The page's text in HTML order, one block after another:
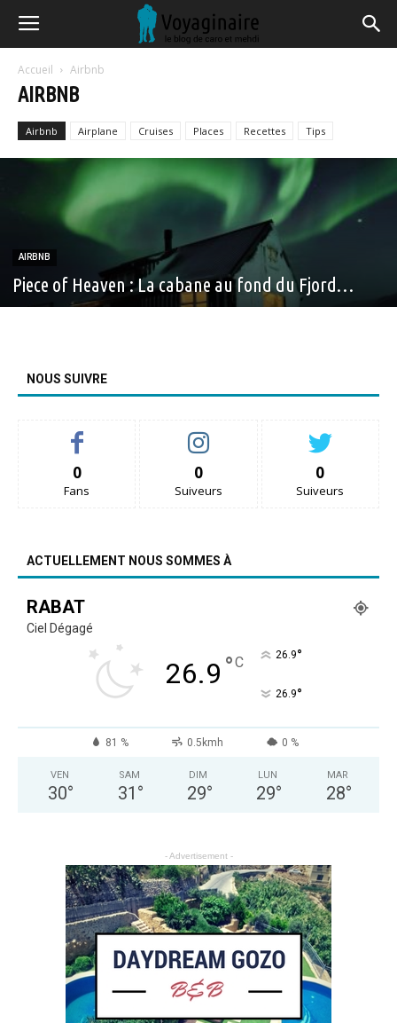
Accueil Airbnb
AIRBNB
Airbnb Airplane Cruises Places Recettes Tips
AIRBNB
Piece of Heaven : La cabane au fond du Fjord…
NOUS SUIVRE
0
Fans
0
Suiveurs
0
Suiveurs
ACTUELLEMENT NOUS SOMMES À
RABAT
Ciel Dégagé
26.9 °C 26.9°
26.9°
81 % 0.5kmh 0 %
VEN
30°
SAM
31 °
DIM
29°
LUN
29°
MAR
28°
- Advertisement -